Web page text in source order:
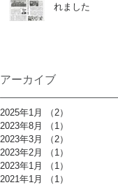
れました
アーカイブ
2025年1月 （2）
2023年8月
（1）
2023年3月
（2）
2023年2月
（1）
2023年1月
（1）
2021年1月
（1）